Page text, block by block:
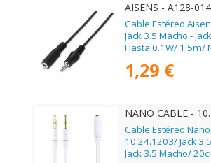
AISENS - A128-
Cable Estéreo
Jack 3.5 Macho -
Hasta 0.1W/ 1.5m/
1,29 €
NANO CABLE -
Cable Estéreo
10.24.1203/ Jack
Jack 3.5 Macho/